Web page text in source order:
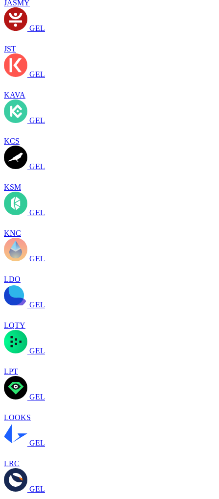
JASMY
GEL
JST
GEL
KAVA
GEL
KCS
GEL
KSM
GEL
KNC
GEL
LDO
GEL
LQTY
GEL
LPT
GEL
LOOKS
GEL
LRC
GEL